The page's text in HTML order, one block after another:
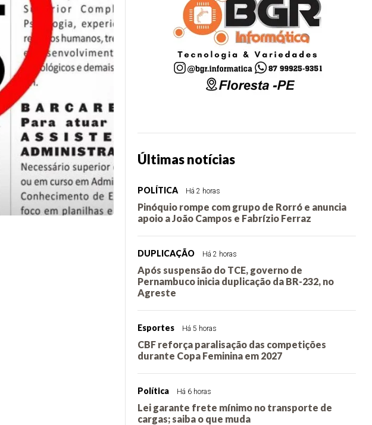
Últimas notícias
POLÍTICA Há 2 horas
Pinóquio rompe com grupo de Rorró e anuncia
apoio a João Campos e Fabrízio Ferraz
DUPLICAÇÃO Há 2 horas
Após suspensão do TCE, governo de
Pernambuco inicia duplicação da BR-232, no
Agreste
Esportes Há 5 horas
CBF reforça paralisação das competições
durante Copa Feminina em 2027
Política Há 6 horas
Lei garante frete mínimo no transporte de
cargas; saiba o que muda